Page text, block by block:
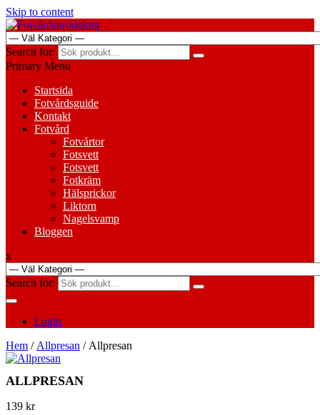
Skip to content
Search for:
Primary Menu
Startsida
Fotvårdsguide
Kontakt
Fotvård
Fotvårtor
Fotsvett
Fotsvett
Fotkräm
Hälsprickor
Liktorn
Nagelsvamp
Bloggen
x
Search for:
Login
Hem / Allpresan / Allpresan
ALLPRESAN
139 kr